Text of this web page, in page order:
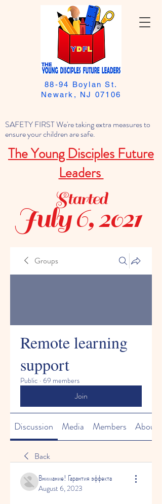
SAFETY FIRST We're taking extra measures to
ensure your children are safe.
The Young Disciples Future
Leaders
88-94 Boylan St.
Newark, NJ 07106
July 6, 2021
Started
Groups
Remote learning
support
Public · 69 members
Join
Discussion Media Members About
Back
Внимание! Гарантия эффекта
August 6, 2023